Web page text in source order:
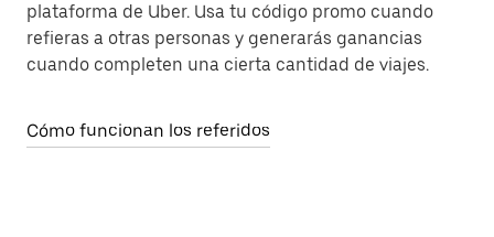
plataforma de Uber. Usa tu código promo cuando
refieras a otras personas y generarás ganancias
cuando completen una cierta cantidad de viajes.
Cómo funcionan los referidos